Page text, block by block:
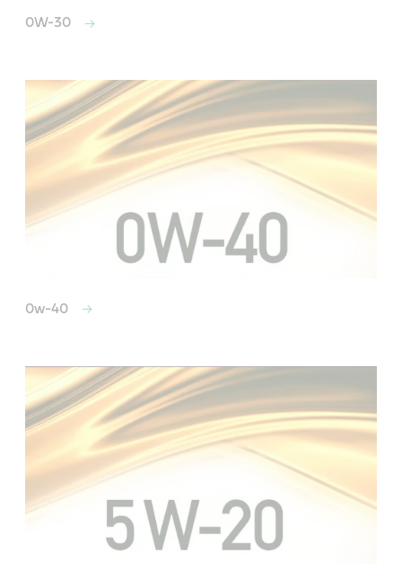
0W-30
0w-40